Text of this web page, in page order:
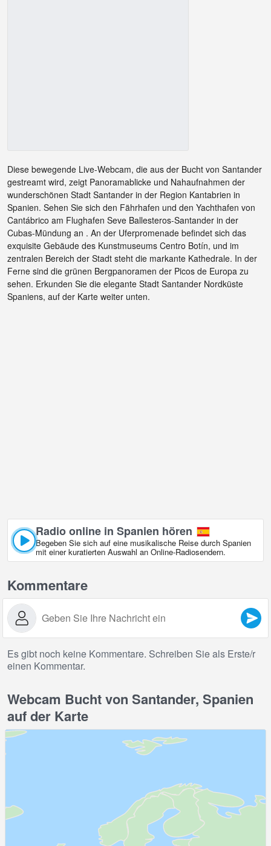
Diese bewegende Live-Webcam, die aus der Bucht von Santander
gestreamt wird, zeigt Panoramablicke und Nahaufnahmen der
wunderschönen Stadt Santander in der Region Kantabrien in
Spanien. Sehen Sie sich den Fährhafen und den Yachthafen von
Cantábrico am Flughafen Seve Ballesteros-Santander in der
Cubas-Mündung an . An der Uferpromenade befindet sich das
exquisite Gebäude des Kunstmuseums Centro Botín, und im
zentralen Bereich der Stadt steht die markante Kathedrale. In der
Ferne sind die grünen Bergpanoramen der Picos de Europa zu
sehen. Erkunden Sie die elegante Stadt Santander Nordküste
Spaniens, auf der Karte weiter unten.
Radio online in Spanien hören
Begeben Sie sich auf eine musikalische Reise durch Spanien
mit einer kuratierten Auswahl an Online‑Radiosendern.
Kommentare
Es gibt noch keine Kommentare. Schreiben Sie als Erste/r
einen Kommentar.
Webcam Bucht von Santander, Spanien
auf der Karte